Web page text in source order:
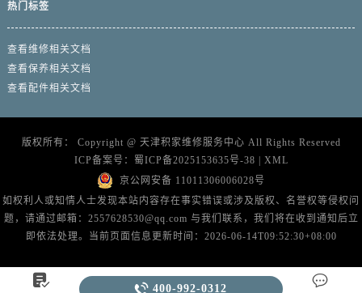
热门标签
查看维修相关文档
查看保养相关文档
查看配件相关文档
版权所有： Copyright @ 天津积家维修服务中心 All Rights Reserved
ICP备案号：
蜀ICP备2025153635号-38
XML
京公网安备 11011306006028号
如权利人或知情人士发现本站内容存在事实错误或涉及版权、名誉权等侵权问
题，请通过邮箱：2557628530@qq.com 与我们联系，我们将在收到通知后立
即依法处理。当前页面信息更新时间：2026-06-14T09:52:30+08:00
  400-992-0312 